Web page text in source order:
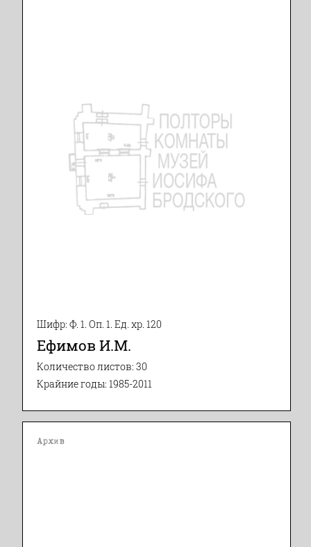
Шифр: Ф. 1. Оп. 1. Ед. хр. 120
Ефимов И.М.
Количество листов: 30
Крайние годы: 1985-2011
Архив